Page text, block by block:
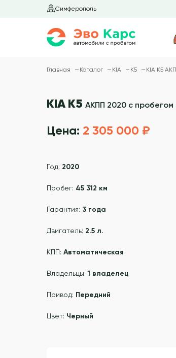
Симферополь
Главная Каталог KIA K5 KIA K5
KIA K5 АКПП 2020 с пробегом
Цена: 2 305 000 ₽
Год: 2020
Пробег: 45 312 км
Гарантия: 3 года
Двигатель: 2.5 л.
КПП: Автоматическая
Владельцы:1 владелец
Привод: Передний
Цвет: Черный